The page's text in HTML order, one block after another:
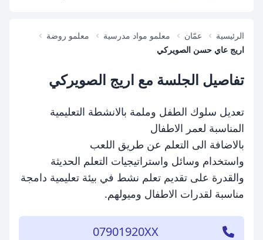
الرئيسية عمّان معلمو مواد مدرسية
معلمو روضة
اريج عاي حسن الصويركي
تفاصيل الجلسة مع اريج الصويركي
تعديل سلوك الطفل وملمة بالانشطة التعليمية
المناسبة لعمر الاطفال
بالاضافة الى التعلم عن طريق اللعب
واستخدام وسائل واستراتيجيات التعلم الحديثة
والقدرة على تقديم تعلم نشط في بيئة تعليمية دامجة
مناسبة لقدرات الاطفال وميولهم.
07901920XX